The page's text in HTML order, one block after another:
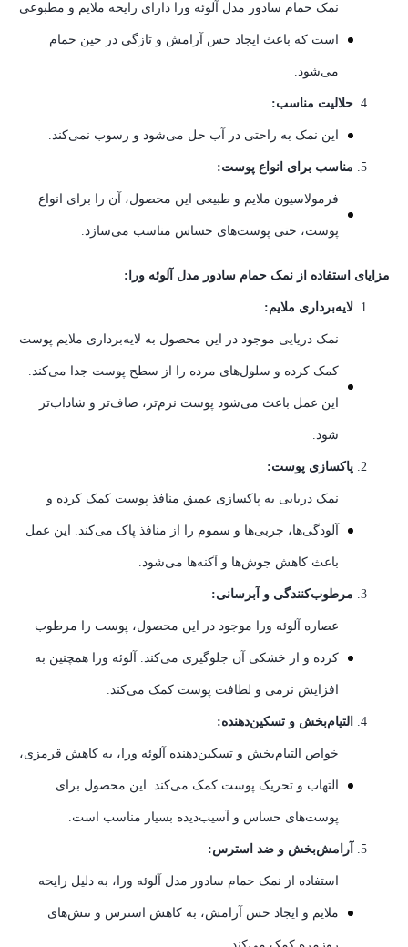
نمک حمام سادور مدل آلوئه ورا دارای رایحه ملایم و مطبوعی
است که باعث ایجاد حس آرامش و تازگی در حین حمام
می‌شود.
حلالیت مناسب:
این نمک به راحتی در آب حل می‌شود و رسوب نمی‌کند.
مناسب برای انواع پوست:
فرمولاسیون ملایم و طبیعی این محصول، آن را برای انواع
پوست، حتی پوست‌های حساس مناسب می‌سازد.
مزایای استفاده از نمک حمام سادور مدل آلوئه ورا:
لایه‌برداری ملایم:
نمک دریایی موجود در این محصول به لایه‌برداری ملایم پوست
کمک کرده و سلول‌های مرده را از سطح پوست جدا می‌کند.
این عمل باعث می‌شود پوست نرم‌تر، صاف‌تر و شاداب‌تر
شود.
پاکسازی پوست:
نمک دریایی به پاکسازی عمیق منافذ پوست کمک کرده و
آلودگی‌ها، چربی‌ها و سموم را از منافذ پاک می‌کند. این عمل
باعث کاهش جوش‌ها و آکنه‌ها می‌شود.
مرطوب‌کنندگی و آبرسانی:
عصاره آلوئه ورا موجود در این محصول، پوست را مرطوب
کرده و از خشکی آن جلوگیری می‌کند. آلوئه ورا همچنین به
افزایش نرمی و لطافت پوست کمک می‌کند.
التیام‌بخش و تسکین‌دهنده:
خواص التیام‌بخش و تسکین‌دهنده آلوئه ورا، به کاهش قرمزی،
التهاب و تحریک پوست کمک می‌کند. این محصول برای
پوست‌های حساس و آسیب‌دیده بسیار مناسب است.
آرامش‌بخش و ضد استرس:
استفاده از نمک حمام سادور مدل آلوئه ورا، به دلیل رایحه
ملایم و ایجاد حس آرامش، به کاهش استرس و تنش‌های